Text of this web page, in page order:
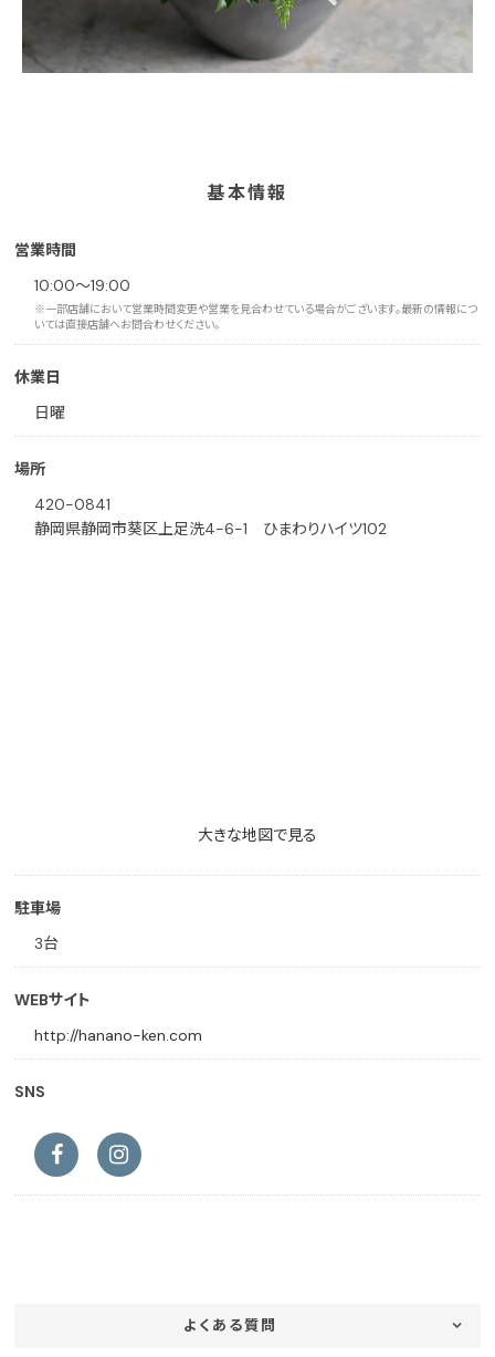
基本情報
営業時間
10:00〜19:00
※一部店舗において営業時間変更や営業を見合わせている場合がございます。最新の情報につ
いては直接店舗へお問合わせください。
休業日
日曜
場所
420-0841
静岡県静岡市葵区上足洗4-6-1 ひまわりハイツ102
大きな地図で見る
駐車場
3台
WEBサイト
http://hanano-ken.com
SNS
よくある質問